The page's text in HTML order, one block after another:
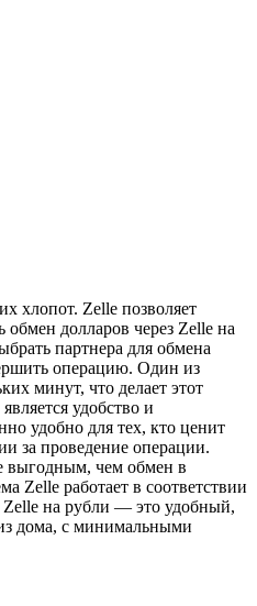
хлопот. Zelle позволяет
долларов через Zelle на
партнера для обмена
операцию. Один из
минут, что делает этот
удобство и
удобно для тех, кто ценит
за проведение операции.
выгодным, чем обмен в
Zelle работает в соответствии
Zelle на рубли — это удобный,
дома, с минимальными